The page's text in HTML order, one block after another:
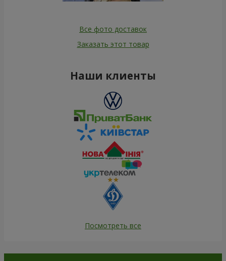
Все фото доставок
Заказать этот товар
Наши клиенты
Посмотреть все